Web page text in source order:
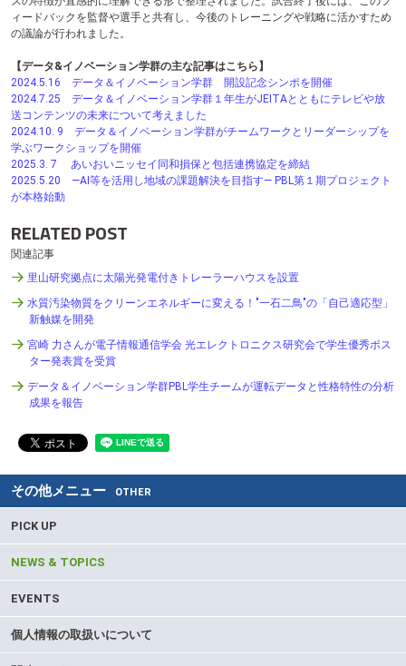
ィードバックを監督や選手と共有し、今後のトレーニングや戦略に活かすため
の議論が行われました。
【データ&イノベーション学群の主な記事はこちら】
2024.5.16 データ＆イノベーション学群 開設記念シンポを開催
2024.7.25 データ＆イノベーション学群１年生がJEITAとともにテレビや放
送コンテンツの未来について考えました
2024.10. 9 データ＆イノベーション学群がチームワークとリーダーシップを
学ぶワークショップを開催
2025.3. 7 あいおいニッセイ同和損保と包括連携協定を締結
2025.5.20 ―AI等を活用し地域の課題解決を目指す― PBL第１期プロジェクト
が本格始動
RELATED POST
関連記事
里山研究拠点に太陽光発電付きトレーラーハウスを設置
水質汚染物質をクリーンエネルギーに変える！"一石二鳥"の「自己適応型」
新触媒を開発
宮崎 力さんが電子情報通信学会 光エレクトロニクス研究会で学生優秀ポス
ター発表賞を受賞
データ＆イノベーション学群PBL学生チームが運転データと性格特性の分析
成果を報告
その他メニュー OTHER
PICK UP
NEWS & TOPICS
EVENTS
個人情報の取扱いについて